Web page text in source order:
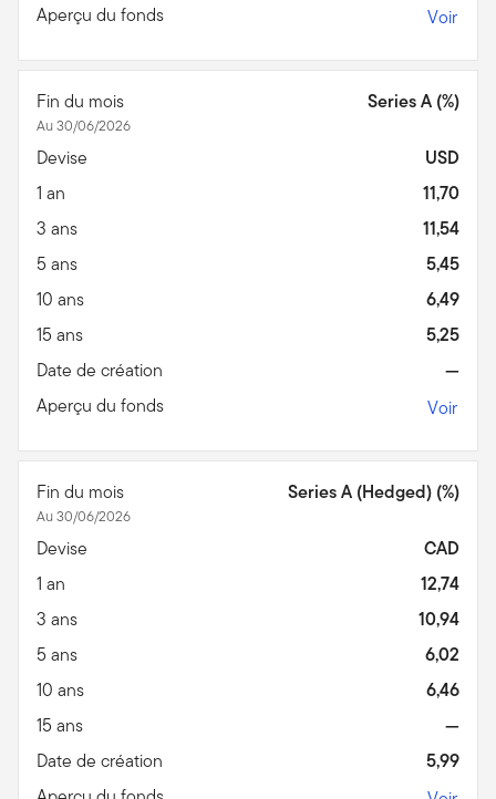
Aperçu du fonds
Voir
Fin du mois
Au 30/06/2026
Series A (%)
Devise
USD
1 an
11,70
3 ans
11,54
5 ans
5,45
10 ans
6,49
15 ans
5,25
Date de création
—
Aperçu du fonds
Voir
Fin du mois
Au 30/06/2026
Series A (Hedged) (%)
Devise
CAD
1 an
12,74
3 ans
10,94
5 ans
6,02
10 ans
6,46
15 ans
—
Date de création
5,99